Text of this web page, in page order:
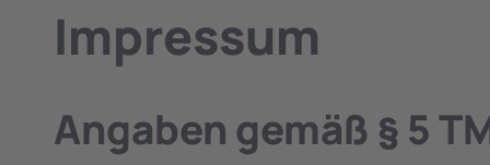
Impressum
Angaben gemäß § 5